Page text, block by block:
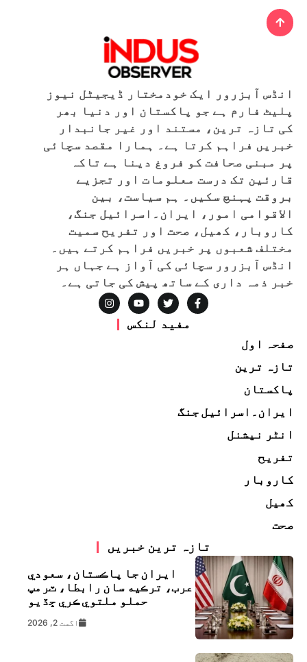
انڈس آبزرور ایک خودمختار ڈیجیٹل نیوز
پلیٹ فارم ہے جو پاکستان اور دنیا بھر
کی تازہ ترین، مستند اور غیر جانبدار
خبریں فراہم کرتا ہے۔ ہمارا مقصد سچائی
پر مبنی صحافت کو فروغ دینا ہے تاکہ
قارئین تک درست معلومات اور تجزیے
بروقت پہنچ سکیں۔ ہم سیاست، بین
الاقوامی امور، ایران۔اسرائیل جنگ،
کاروبار، کھیل، صحت اور تفریح سمیت
مختلف شعبوں پر خبریں فراہم کرتے ہیں۔
انڈس آبزرور سچائی کی آواز ہے جہاں ہر
خبر ذمہ داری کے ساتھ پیش کی جاتی ہے۔
مفید لنکس
صفحہ اول
تازہ ترین
پاکستان
ایران۔اسرائیل جنگ
انٹر نیشنل
تفریح
کاروبار
کھیل
صحت
تازہ ترین خبریں
ايران جا پاڪستان، سعودي
عرب، ترڪيه سان رابطا، ٽرمپ
حملو ملتوي ڪري ڇڏيو
اگست 2, 2026